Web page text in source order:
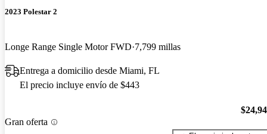
2023 Polestar 2
Longe Range Single Motor FWD 7,799 millas
Entrega a domicilio desde Miami, FL
El precio incluye envío de $443
Gran oferta